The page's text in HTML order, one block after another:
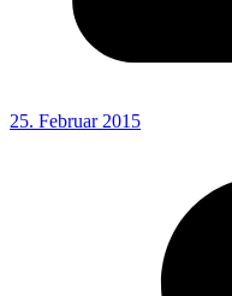
25. Februar 2015